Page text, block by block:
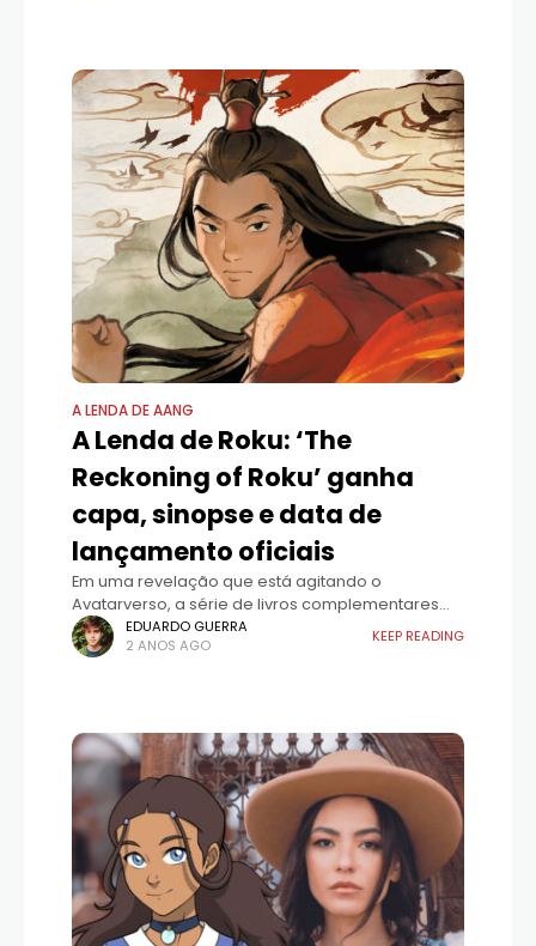
A LENDA DE AANG
A Lenda de Roku: ‘The
Reckoning of Roku’ ganha
capa, sinopse e data de
lançamento oficiais
Em uma revelação que está agitando o
Avatarverso, a série de livros complementares
Crônicas do Avatar acaba de desvendar a capa
de seu aguardado quinto volume, "O Julgamento
EDUARDO GUERRA
2 ANOS AGO
KEEP READING